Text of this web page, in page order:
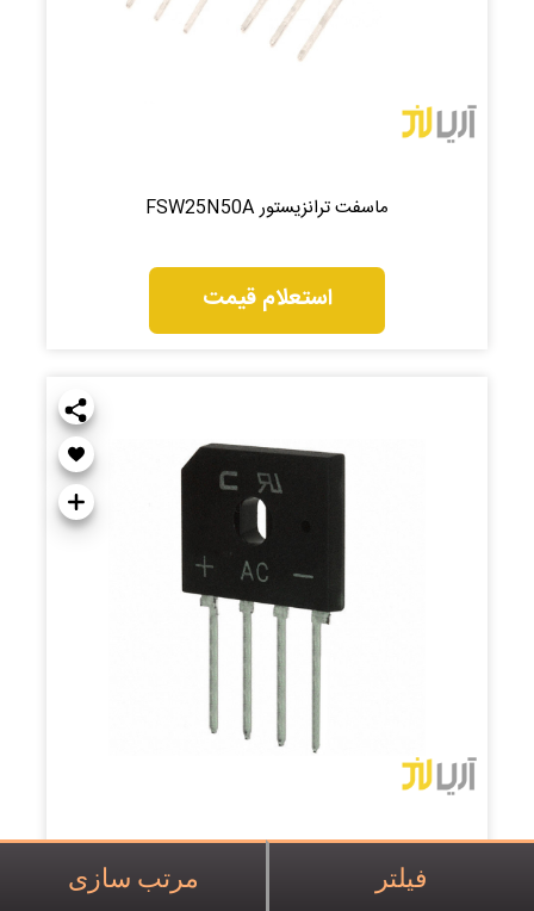
فیلتر مرتب سازی
ماسفت ترانزیستور FSW25N50A
استعلام قیمت
پل دیود 800V/25A تخت GBJ/GBU 2508 شانه ای